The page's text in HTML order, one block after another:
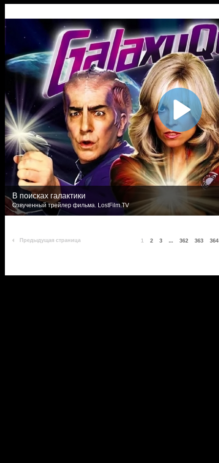
В поисках галактики
Озвученный трейлер фильма. LostFilm.TV
Предыдущая страница 1 2 3 ... 362 363 364